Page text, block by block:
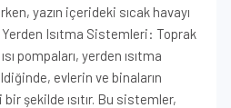
yazın içerideki sıcak havayı
Yerden Isıtma Sistemleri: Toprak
pompaları, yerden ısıtma
evlerin ve binaların
şekilde ısıtır. Bu sistemler,